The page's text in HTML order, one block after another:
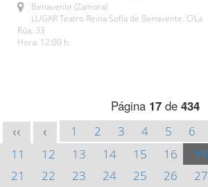
Benavente (Zamora)
LUGAR Teatro Reina Sofía de Benavente. C/La
Rúa, 33
Hora: 12:00 h.
Página 17 de 434
<< < 1 2 3 4 5 6
11
12 13 14 15 16 17
21
22 23 24 25 26 27